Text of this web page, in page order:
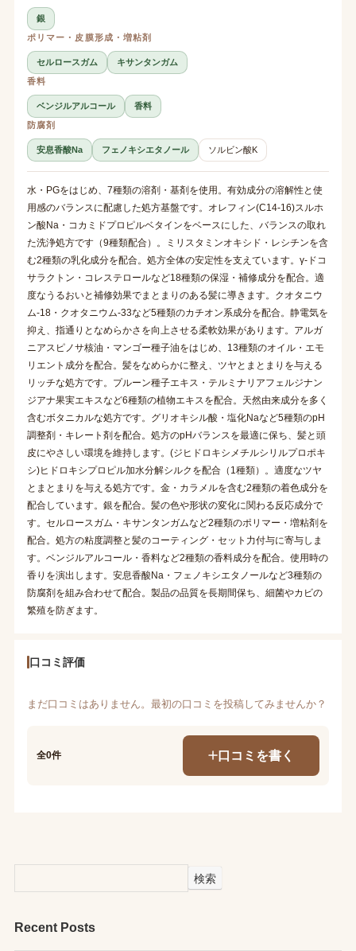
銀
ポリマー・皮膜形成・増粘剤
セルロースガム
キサンタンガム
香料
ベンジルアルコール
香料
防腐剤
安息香酸Na フェノキシエタノール ソルビン酸K
水・PGをはじめ、7種類の溶剤・基剤を使用。有効成分の溶解性と使
用感のバランスに配慮した処方基盤です。オレフィン(C14-16)スルホ
ン酸Na・コカミドプロピルベタインをベースにした、バランスの取れ
た洗浄処方です（9種類配合）。ミリスタミンオキシド・レシチンを含
む2種類の乳化成分を配合。処方全体の安定性を支えています。γ-ドコ
サラクトン・コレステロールなど18種類の保湿・補修成分を配合。適
度なうるおいと補修効果でまとまりのある髪に導きます。クオタニウ
ム-18・クオタニウム-33など5種類のカチオン系成分を配合。静電気を
抑え、指通りとなめらかさを向上させる柔軟効果があります。アルガ
ニアスピノサ核油・マンゴー種子油をはじめ、13種類のオイル・エモ
リエント成分を配合。髪をなめらかに整え、ツヤとまとまりを与える
リッチな処方です。プルーン種子エキス・テルミナリアフェルジナン
ジアナ果実エキスなど6種類の植物エキスを配合。天然由来成分を多く
含むボタニカルな処方です。グリオキシル酸・塩化Naなど5種類のpH
調整剤・キレート剤を配合。処方のpHバランスを最適に保ち、髪と頭
皮にやさしい環境を維持します。(ジヒドロキシメチルシリルプロポキ
シ)ヒドロキシプロピル加水分解シルクを配合（1種類）。適度なツヤ
とまとまりを与える処方です。金・カラメルを含む2種類の着色成分を
配合しています。銀を配合。髪の色や形状の変化に関わる反応成分で
す。セルロースガム・キサンタンガムなど2種類のポリマー・増粘剤を
配合。処方の粘度調整と髪のコーティング・セット力付与に寄与しま
す。ベンジルアルコール・香料など2種類の香料成分を配合。使用時の
香りを演出します。安息香酸Na・フェノキシエタノールなど3種類の
防腐剤を組み合わせて配合。製品の品質を長期間保ち、細菌やカビの
繁殖を防ぎます。
口コミ評価
まだ口コミはありません。最初の口コミを投稿してみませんか？
全0件 口コミを書く
検索
Recent Posts